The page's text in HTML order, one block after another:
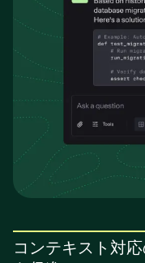
コンテキスト対